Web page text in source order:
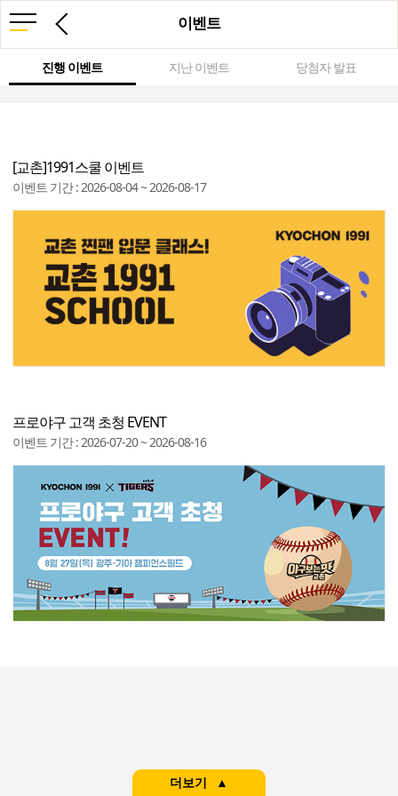
이벤트
진행 이벤트 지난 이벤트 당첨자 발표
[교촌]1991스쿨 이벤트
이벤트 기간 : 2026-08-04 ~ 2026-08-17
프로야구 고객 초청 EVENT
이벤트 기간 : 2026-07-20 ~ 2026-08-16
더보기